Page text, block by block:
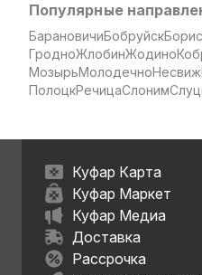
Популярные
БарановичиБобруйск
ГродноЖлобинЖодино
МозырьМолодечноНесвиж
ПолоцкРечицаСлоним
Куфар Карта
Куфар Маркет
Куфар Медиа
Доставка
Рассрочка